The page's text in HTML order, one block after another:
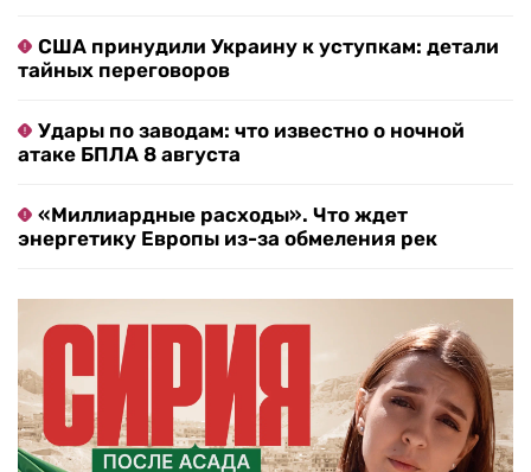
США принудили Украину к уступкам: детали
тайных переговоров
Удары по заводам: что известно о ночной
атаке БПЛА 8 августа
«Миллиардные расходы». Что ждет
энергетику Европы из-за обмеления рек